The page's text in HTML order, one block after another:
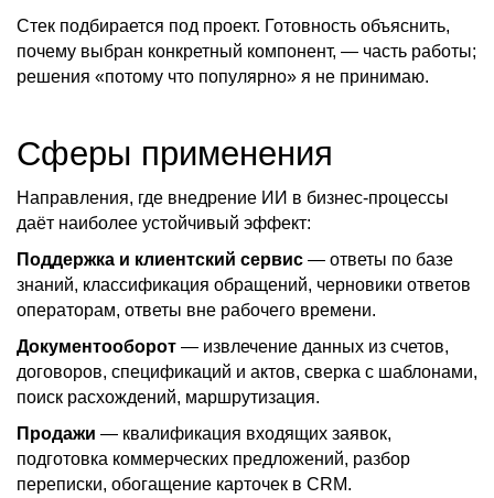
Стек подбирается под проект. Готовность объяснить,
почему выбран конкретный компонент, — часть работы;
решения «потому что популярно» я не принимаю.
Сферы применения
Направления, где внедрение ИИ в бизнес-процессы
даёт наиболее устойчивый эффект:
Поддержка и клиентский сервис — ответы по базе
знаний, классификация обращений, черновики ответов
операторам, ответы вне рабочего времени.
Документооборот — извлечение данных из счетов,
договоров, спецификаций и актов, сверка с шаблонами,
поиск расхождений, маршрутизация.
Продажи — квалификация входящих заявок,
подготовка коммерческих предложений, разбор
переписки, обогащение карточек в CRM.